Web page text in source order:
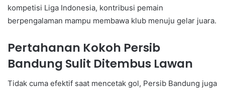
kompetisi Liga Indonesia, kontribusi pemain
berpengalaman mampu membawa klub menuju gelar juara.
Pertahanan Kokoh Persib
Bandung Sulit Ditembus Lawan
Tidak cuma efektif saat mencetak gol, Persib Bandung juga